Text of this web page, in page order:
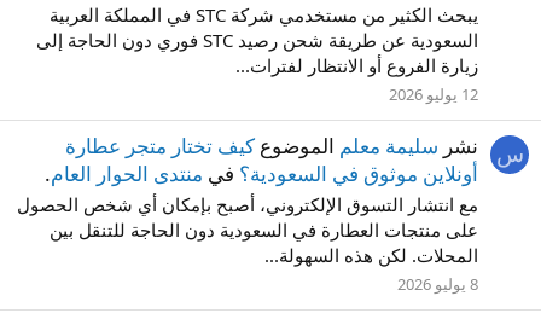
يبحث الكثير من مستخدمي شركة STC في المملكة العربية
السعودية عن طريقة شحن رصيد STC فوري دون الحاجة إلى
زيارة الفروع أو الانتظار لفترات...
12 يوليو 2026
س نشر سليمة معلم الموضوع كيف تختار متجر عطارة
أونلاين موثوق في السعودية؟ في منتدى الحوار العام.
مع انتشار التسوق الإلكتروني، أصبح بإمكان أي شخص الحصول
على منتجات العطارة في السعودية دون الحاجة للتنقل بين
المحلات. لكن هذه السهولة...
8 يوليو 2026